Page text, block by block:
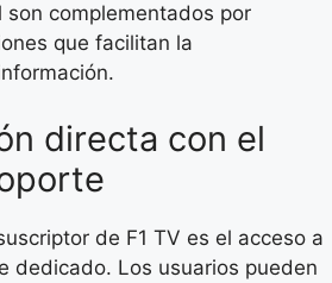
complementados por
que facilitan la
directa con el
de F1 TV es el acceso a
dedicado. Los usuarios pueden